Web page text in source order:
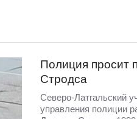
Полиция просит
Стродса
Северо-Латгальский
управления полиции